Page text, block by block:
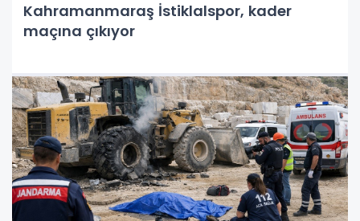
Kahramanmaraş İstiklalspor, kader
maçına çıkıyor